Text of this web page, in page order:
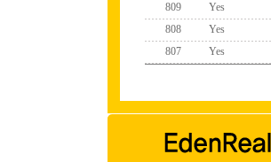
809
Yes
808
Yes
807
Yes